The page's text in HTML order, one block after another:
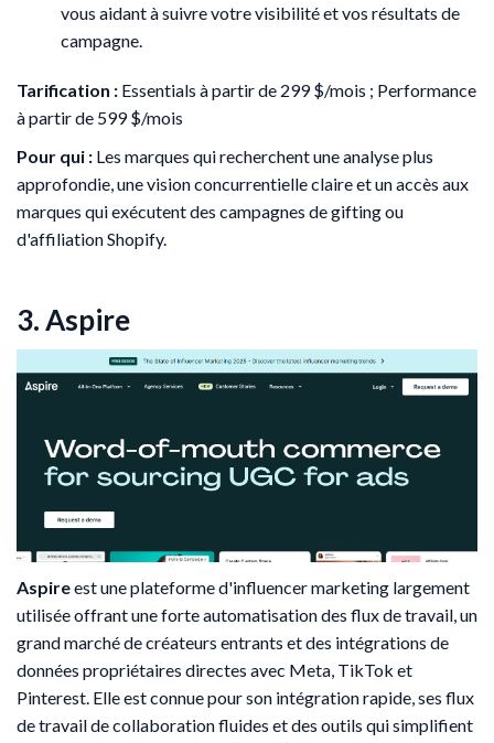
vous aidant à suivre votre visibilité et vos résultats de
campagne.
Tarification : Essentials à partir de 299 $/mois ; Performance
à partir de 599 $/mois
Pour qui : Les marques qui recherchent une analyse plus
approfondie, une vision concurrentielle claire et un accès aux
marques qui exécutent des campagnes de gifting ou
d'affiliation Shopify.
3. Aspire
Aspireest une plateforme d'influencer marketing largement
utilisée offrant une forte automatisation des flux de travail, un
grand marché de créateurs entrants et des intégrations de
données propriétaires directes avec Meta, TikTok et
Pinterest. Elle est connue pour son intégration rapide, ses flux
de travail de collaboration fluides et des outils qui simplifient